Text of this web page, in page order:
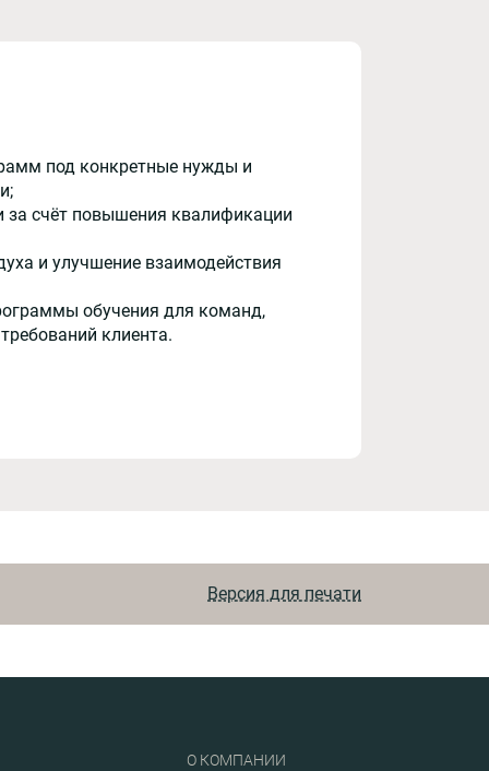
под конкретные нужды и
за счёт повышения квалификации
и улучшение взаимодействия
обучения для команд,
клиента.
Версия для печати
О КОМПАНИИ